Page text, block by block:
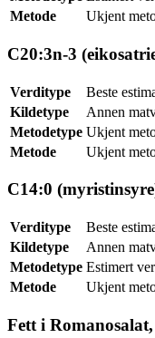
Metode
Ukjent
C20:3n-3
Verditype
Beste
Kildetype
Annen
Metodetype Ukjent
Metode
Ukjent
C14:0
Verditype
Beste
Kildetype
Annen
Metodetype Estimert
Metode
Ukjent
Fett i